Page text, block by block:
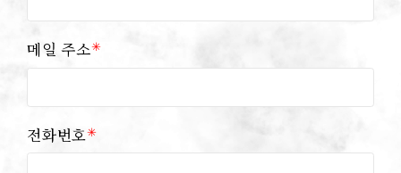
메일 주소✳︎
전화번호✳︎